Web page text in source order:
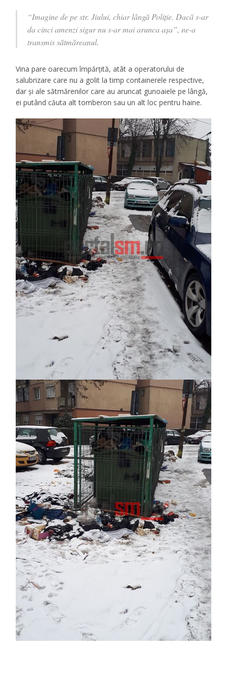
“Imagine de pe str. Jiului, chiar lângă Poliţie. Dacă s-ar
da cinci amenzi sigur nu s-ar mai arunca aşa”, ne-a
transmis sătmăreanul.
Vina pare oarecum împărţită, atât a operatorului de
salubrizare care nu a golit la timp containerele respective,
dar şi ale sătmărenilor care au aruncat gunoaiele pe lângă,
ei putând căuta alt tomberon sau un alt loc pentru haine.